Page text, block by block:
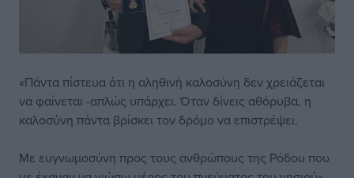
«Πάντα πίστευα ότι η αληθινή καλοσύνη δεν χρειάζεται
να φαίνεται -απλώς υπάρχει. Όταν δίνεις αθόρυβα, η
καλοσύνη πάντα βρίσκει τον δρόμο να επιστρέψει.
Με ευγνωμοσύνη προς τους ανθρώπους της Ρόδου που